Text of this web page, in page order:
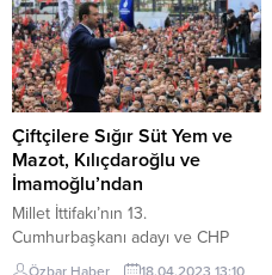
Bu acı haber sonrası hem yurt
içinden hem de dünyadan taziye
mesajları geldi. Tuzla Belediye
Başkanı Dr. Şadi Yazıcı da,”
Neşemizi, umudumuzu,
sevincimizi bizden almaya hiçbir
karanlığın gücü yetmez. Biz
birlikte çok güzeliz ve daha da
çok güzel olacağız”...
Çiftçilere Sığır Süt Yem ve
Mazot, Kılıçdaroğlu ve
İmamoğlu’ndan
Millet İttifakı’nın 13.
Cumhurbaşkanı adayı ve CHP
Genel Başkanı Kemal Kılıçdaroğlu